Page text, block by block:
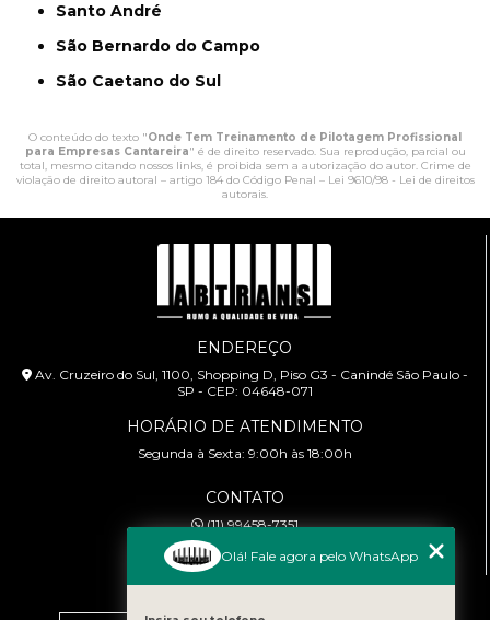
Santo André
São Bernardo do Campo
São Caetano do Sul
O conteúdo do texto "Onde Tem Treinamento de Pilotagem Profissional
para Empresas Cantareira" é de direito reservado. Sua reprodução, parcial ou
total, mesmo citando nossos links, é proibida sem a autorização do autor. Crime de
violação de direito autoral – artigo 184 do Código Penal – Lei 9610/98 - Lei de direitos
autorais.
ENDEREÇO
Av. Cruzeiro do Sul, 1100, Shopping D, Piso G3 - Canindé São Paulo -
SP - CEP: 04648-071
HORÁRIO DE ATENDIMENTO
Segunda à Sexta: 9:00h às 18:00h
CONTATO
(11) 99458-7351
cursoabtrans@gmail.com
Olá! Fale agora pelo WhatsApp